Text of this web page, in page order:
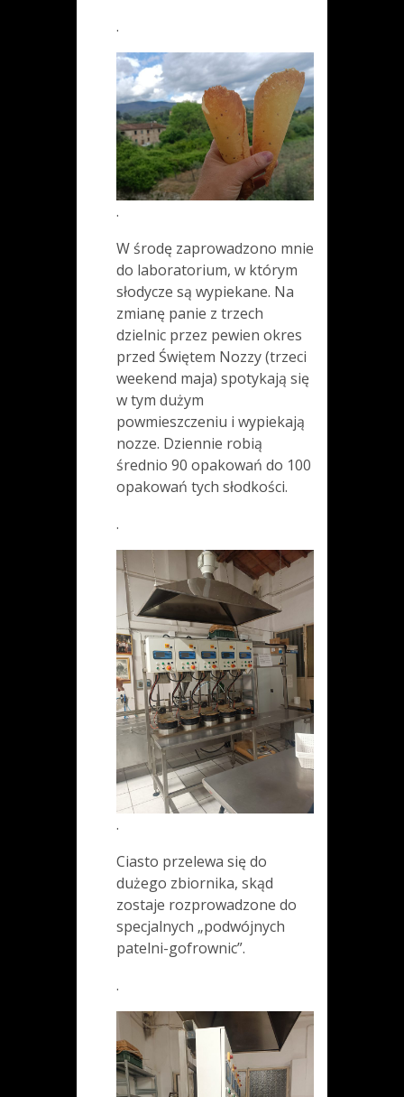
.
.
W środę zaprowadzono mnie
do laboratorium, w którym
słodycze są wypiekane. Na
zmianę panie z trzech
dzielnic przez pewien okres
przed Świętem Nozzy (trzeci
weekend maja) spotykają się
w tym dużym
powmieszczeniu i wypiekają
nozze. Dziennie robią
średnio 90 opakowań do 100
opakowań tych słodkości.
.
.
Ciasto przelewa się do
dużego zbiornika, skąd
zostaje rozprowadzone do
specjalnych „podwójnych
patelni-gofrownic”.
.